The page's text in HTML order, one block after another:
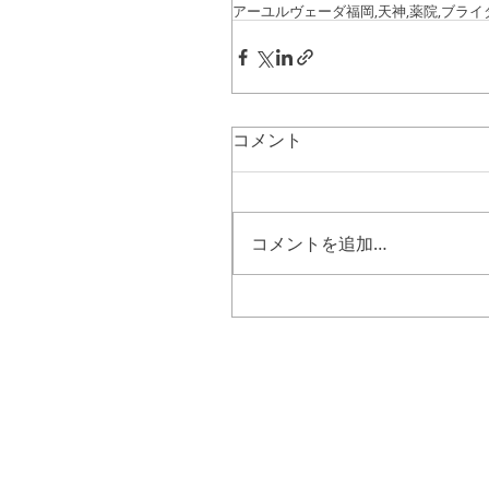
アーユルヴェーダ福岡,天神,薬院,ブライ
コメント
コメントを追加…